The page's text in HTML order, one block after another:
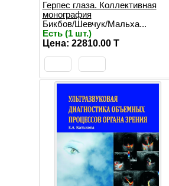
Герпес глаза. Коллективная
монография
Бикбов/Шевчук/Мальха...
Есть (1 шт.)
Цена: 22810.00 T